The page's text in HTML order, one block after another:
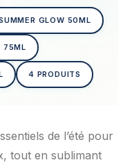
GLOW 50ML
75ML
4 PRODUITS
de l’été pour
tout en sublimant